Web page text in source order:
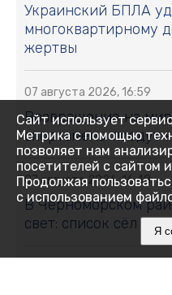
Украинский БПЛА
многоквартирному
жертвы
07 августа 2026, 16:59
Возвращение на
спортсмены поедут
07 августа 2026, 16:48
В Черноморском
свет: список сёл и
Сайт использует
Метрика с помощью
позволяет нам
посетителей с сайтом
Продолжая
с использованием
Я